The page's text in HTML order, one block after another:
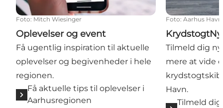
Foto: Mitch Wiesinger
Oplevelser og event
Få ugentlig inspiration til aktuelle
oplevelser og begivenheder i hele
regionen.
Få aktuelle tips til oplevelser i
Aarhusregionen
Foto: Aarhus Havn
Tilmeld dig
mere at vide
Havn.
Tilmeld